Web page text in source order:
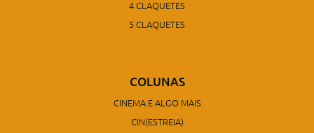
4 CLAQUETES
5 CLAQUETES
COLUNAS
CINEMA E ALGO MAIS
CIN(ESTREIA)